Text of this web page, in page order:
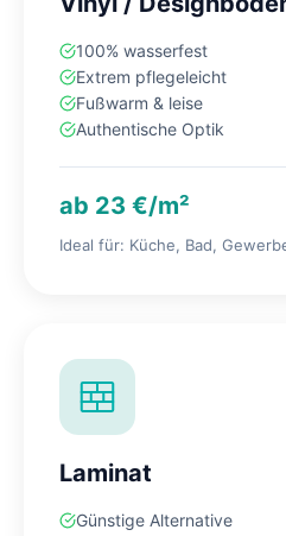
100% wasserfest
Extrem pflegeleicht
Fußwarm & leise
Authentische Optik
ab 23 €/m²
Ideal für: Küche, Bad,
Laminat
Günstige Alternative